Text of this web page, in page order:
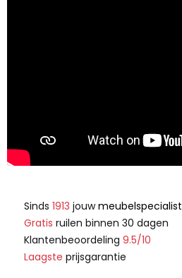
Sinds 1913 jouwmeubelspecialist
Gratis ruilen binnen 30 dagen
Klantenbeoordeling 9.5/10
Laagste prijsgarantie